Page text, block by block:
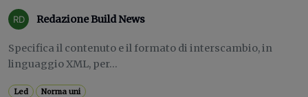
Redazione Build News
Specifica il contenuto e il formato di interscambio, in
linguaggio XML, per...
Led Norma uni